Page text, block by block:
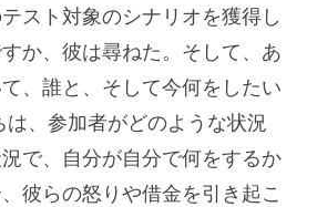
スト対象のシナリオを獲得し
か、彼は尋ねた。そして、あ
、誰と、そして今何をしたい
、参加者がどのような状況
で、自分が自分で何をするか
彼らの怒りや借金を引き起こ